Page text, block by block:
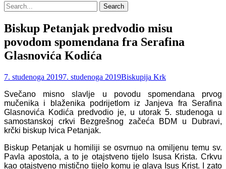
Search
Search
for:
Biskup Petanjak predvodio misu
povodom spomendana fra Serafina
Glasnovića Kodića
Posted
7. studenoga 20197. studenoga 2019Author
Biskupija Krk
Svečano misno slavlje u povodu spomendana prvog
mučenika i blaženika podrijetlom iz Janjeva fra Serafina
Glasnovića Kodića predvodio je, u utorak 5. studenoga u
samostanskoj crkvi Bezgrešnog začeća BDM u Dubravi,
krčki biskup Ivica Petanjak.
Biskup Petanjak u homiliji se osvrnuo na omiljenu temu sv.
Pavla apostola, a to je otajstveno tijelo Isusa Krista. Crkvu
kao otajstveno mistično tijelo komu je glava Isus Krist. I zato